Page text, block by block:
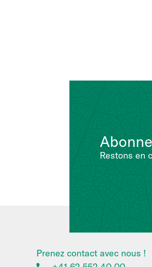
Restons en
Prenez contact avec nous !